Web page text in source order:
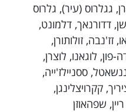
גגלרוס (עיר), גלרוס
דדורנאך, דלמונט,
זז'נבה, זולותורן,
לוגאנו, לוצרן,
ססניילז'ייה,
קקרויצלינגן,
שפהאוזן